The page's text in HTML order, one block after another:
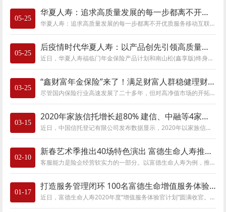
05-25
华夏人寿：追求高质量发展的每一步都离不开优质服务
华夏人寿：追求高质量发展的每一步都离不开优质服务移动互联时代，从销售导向到需求导向、从渠道为王到服务致胜，在需求升级、行业进化等多重
05-25
后疫情时代华夏人寿：以产品创先引领高质量发展
近日，华夏人寿福临门年金保险产品计划和南山松(鑫享版)终身寿险分别被评为“严选养老保险产品”和“严选终身寿险产品”。据悉，这并非华夏人寿
03-25
“鑫财富年金保险”来了！满足财富人群稳健理财需求
尽管国内保险行业高速发展了二十多年，但对高净值市场的开拓与服务却并不充分。在全球经济增速放缓的大背景下，富德生命人寿抢滩高净值市场蓝
03-15
2020年家族信托增长超80% 建信、中融等4家信托占比超6成
近日，中国信托登记有限公司发布数据显示，2020年以家族信托、资产证券化业务为代表的服务信托成为信托行业加速转型的新发力点。其中家族信托增
02-10
新春艺术季推出40场特色演出 富德生命人寿推动线下增值服务高端化
客服能力是险企经营软实力的一部分。以富德生命人寿为例，推动实施对客户线下服务的高端化及线上服务的综合化与创新化，成为其落实专业化转型
01-17
打造服务管理闭环 100名富德生命增值服务体验官体验“心级服务”
近日，富德生命人寿2020年度“增值服务体验官计划”圆满收官。该计划自2020年6月起推出，面向广大客户招募100位体验官，优先测评公司已经或即将推